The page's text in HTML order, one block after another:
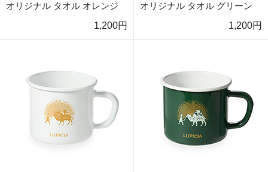
オリジナル タオル オレンジ
1,200円
オリジナル タオル グリーン
1,200円